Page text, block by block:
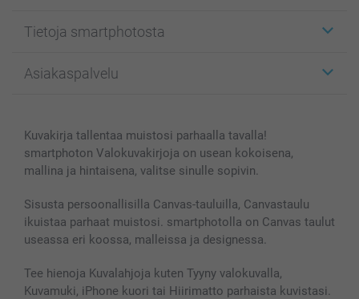
Kuvakortit
Kuvakirjat
Kännykkä & Tabletti
MyNameBook
Valokuvakehykset & Lisätarvikkeet
Lahjakortti
Kaikki kuvatuotteet
Tietoja smartphotosta
Affiliate ohjelma
Sivukartta
Ehdot/takuut
Asiakaspalvelu
smartbonus
Hinnat & maksutavat
Kuvakirja tallentaa muistosi parhaalla tavalla!
smartphoton Valokuvakirjoja on usean kokoisena,
mallina ja hintaisena, valitse sinulle sopivin.
Sisusta persoonallisilla Canvas-tauluilla, Canvastaulu
ikuistaa parhaat muistosi. smartphotolla on Canvas taulut
useassa eri koossa, malleissa ja designessa.
Tee hienoja Kuvalahjoja kuten Tyyny valokuvalla,
Kuvamuki, iPhone kuori tai Hiirimatto parhaista kuvistasi.